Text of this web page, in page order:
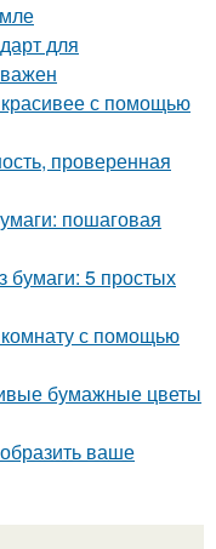
для
красивее с помощью
проверенная
пошаговая
бумаги: 5 простых
комнату с помощью
бумажные цветы
ваше